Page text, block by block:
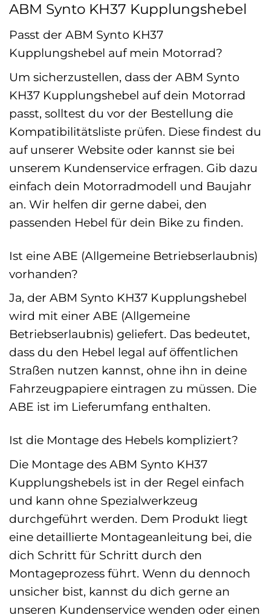
ABM Synto KH37 Kupplungshebel
Passt der ABM Synto KH37
Kupplungshebel auf mein Motorrad?
Um sicherzustellen, dass der ABM Synto
KH37 Kupplungshebel auf dein Motorrad
passt, solltest du vor der Bestellung die
Kompatibilitätsliste prüfen. Diese findest du
auf unserer Website oder kannst sie bei
unserem Kundenservice erfragen. Gib dazu
einfach dein Motorradmodell und Baujahr
an. Wir helfen dir gerne dabei, den
passenden Hebel für dein Bike zu finden.
Ist eine ABE (Allgemeine Betriebserlaubnis)
vorhanden?
Ja, der ABM Synto KH37 Kupplungshebel
wird mit einer ABE (Allgemeine
Betriebserlaubnis) geliefert. Das bedeutet,
dass du den Hebel legal auf öffentlichen
Straßen nutzen kannst, ohne ihn in deine
Fahrzeugpapiere eintragen zu müssen. Die
ABE ist im Lieferumfang enthalten.
Ist die Montage des Hebels kompliziert?
Die Montage des ABM Synto KH37
Kupplungshebels ist in der Regel einfach
und kann ohne Spezialwerkzeug
durchgeführt werden. Dem Produkt liegt
eine detaillierte Montageanleitung bei, die
dich Schritt für Schritt durch den
Montageprozess führt. Wenn du dennoch
unsicher bist, kannst du dich gerne an
unseren Kundenservice wenden oder einen